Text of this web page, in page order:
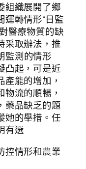
組織展開了鄉
轉情形“日監
醫療物質的缺
采取辦法，推
監測的情形
凸起，可是近
能的增加，
流的順暢，
藥品缺乏的題
她的舉措。任
有選
控情形和農業